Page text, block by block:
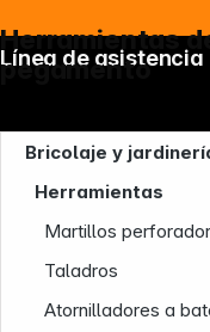
Herramientas
pegamento
Bricolaje y
Herramientas
Martillos
Taladros
Atornilladores a
Línea de asistencia